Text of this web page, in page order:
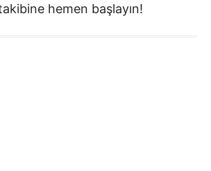
hemen başlayın!